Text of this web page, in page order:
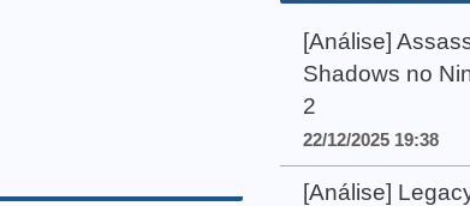
[Análise]
Shadows no
2
22/12/2025 19:38
[Análise]